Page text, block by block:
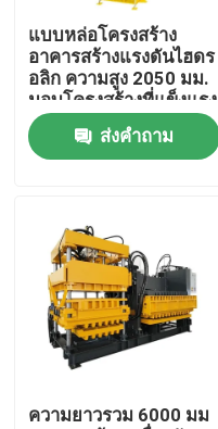
หน้าแรก
เกี่ยวกับเรา
ทัวร์โรงงาน
แบบหล่อโครงสร้าง
อาคารสร้างแรงดันไฮดร
อลิก ความสูง 2050 มม.
มอบโครงสร้างที่แข็งแรง
และโซลูชันการประกอบ
หน้างาน ส่งคำถาม
ความยาวรวม 6000 มม